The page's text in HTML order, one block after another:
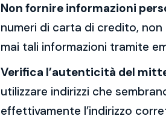
Non fornire informazioni
numeri di carta di credito,
mai tali informazioni tramite
Verifica l’autenticità del
utilizzare indirizzi che
effettivamente l’indirizzo